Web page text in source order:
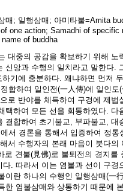
매; 일행삼매; 아미타불=Amita
one action; Samadhi of specific
of buddha
대중의 공감을 확보하기 위해 노
앙과 수행의 일치라고 말한다.
기에 충분하다. 왜냐하면 먼저
합하여 일인전(一人傳)에 일인도
로 반야를 체득하여 구경에 제법
하여 모든 선을 회통하였다. 다
결합하여 초기불교, 부파불교, 대
서 경론을 통해서 입증하여 정통
서 수행자의 본래 마음이 붓다의
견불(見佛)로 불퇴전의 경지를
. 따라서 이는 염불과 선이 구경
란 하나의 수행인 일행삼매(一
한 염불삼매와 상통하기 때문에